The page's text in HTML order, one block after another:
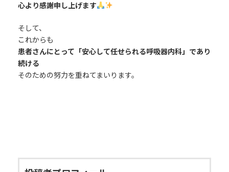
心より感謝申し上げます
そして、
これからも
患者さんにとって「安心して任せられる呼吸器内科」であり
続ける
そのための努力を重ねてまいります。